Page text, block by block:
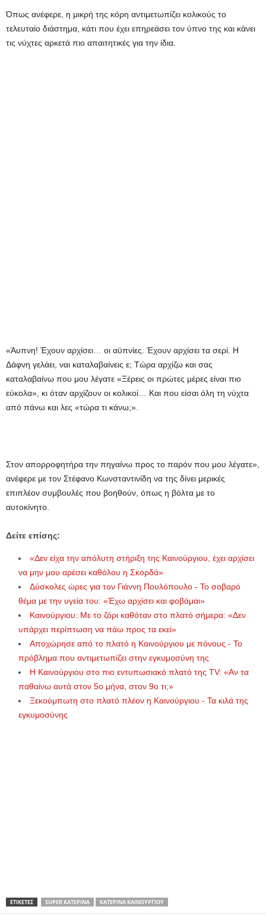
Όπως ανέφερε, η μικρή της κόρη αντιμετωπίζει κολικούς το
τελευταίο διάστημα, κάτι που έχει επηρεάσει τον ύπνο της και κάνει
τις νύχτες αρκετά πιο απαιτητικές για την ίδια.
«Άυπνη! Έχουν αρχίσει… οι αϋπνίες. Έχουν αρχίσει τα σερί. Η
Δάφνη γελάει, ναι καταλαβαίνεις ε; Τώρα αρχίζω και σας
καταλαβαίνω που μου λέγατε «Ξέρεις οι πρώτες μέρες είναι πιο
εύκολα», κι όταν αρχίζουν οι κολικοί… Και που είσαι όλη τη νύχτα
από πάνω και λες «τώρα τι κάνω;».
Στον απορροφητήρα την πηγαίνω προς το παρόν που μου λέγατε»,
ανέφερε με τον Στέφανο Κωνσταντινίδη να της δίνει μερικές
επιπλέον συμβουλές που βοηθούν, όπως η βόλτα με το
αυτοκίνητο.
Δείτε επίσης:
«Δεν είχα την απόλυτη στήριξη της Καινούργιου, έχει αρχίσει
να μην μου αρέσει καθόλου η Σκορδά»
Δύσκολες ώρες για τον Γιάννη Πουλόπουλο - Το σοβαρό
θέμα με την υγεία του: «Έχω αρχίσει και φοβάμαι»
Καινούργιου: Με το ζόρι καθόταν στο πλατό σήμερα: «Δεν
υπάρχει περίπτωση να πάω προς τα εκεί»
Αποχώρησε από το πλατό η Καινούργιου με πόνους - Το
πρόβλημα που αντιμετωπίζει στην εγκυμοσύνη της
Η Καινούργιου στο πιο εντυπωσιακό πλατό της TV: «Αν τα
παθαίνω αυτά στον 5ο μήνα, στον 9ο τι;»
Ξεκούμπωτη στο πλατό πλέον η Καινούργιου - Τα κιλά της
εγκυμοσύνης
ΕΤΙΚΕΤΕΣ SUPER ΚΑΤΕΡΊΝΑ ΚΑΤΕΡΊΝΑ ΚΑΙΝΟΎΡΓΙΟΥ